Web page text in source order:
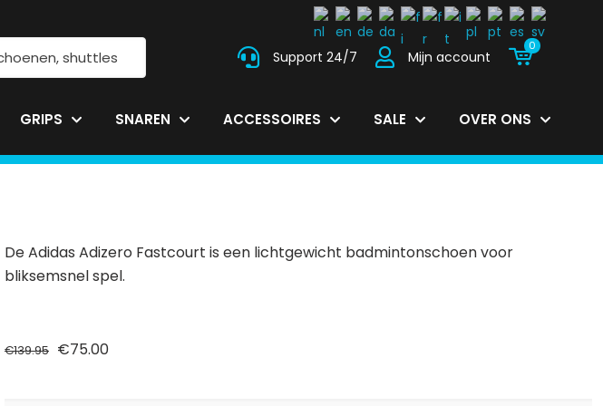
Support 24/7 Mijn account
0
GRIPS SNAREN ACCESSOIRES SALE OVER ONS
De Adidas Adizero Fastcourt is een lichtgewicht badmintonschoen voor
bliksemsnel spel.
€139.95 Oorspronkelijke
€75.00Huidige